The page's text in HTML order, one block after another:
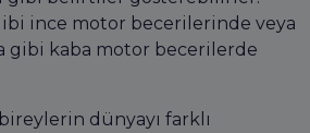
ince motor becerilerinde veya
gibi kaba motor becerilerde
dünyayı farklı